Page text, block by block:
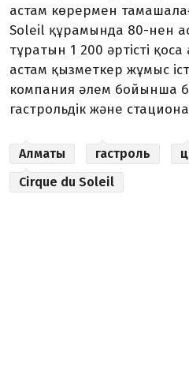
астам көрермен
Soleil құрамында 80-нен
тұратын 1 200 әртісті
астам қызметкер жұмыс
компания әлем бойынша
гастрольдік және
Алматы гастроль
Cirque du Soleil